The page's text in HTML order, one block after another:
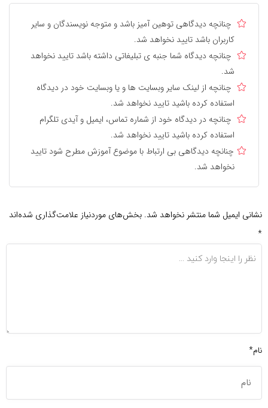
چنانچه دیدگاهی توهین آمیز باشد و متوجه نویسندگان و سایر
کاربران باشد تایید نخواهد شد.
چنانچه دیدگاه شما جنبه ی تبلیغاتی داشته باشد تایید نخواهد
شد.
چنانچه از لینک سایر وبسایت ها و یا وبسایت خود در دیدگاه
استفاده کرده باشید تایید نخواهد شد.
چنانچه در دیدگاه خود از شماره تماس، ایمیل و آیدی تلگرام
استفاده کرده باشید تایید نخواهد شد.
چنانچه دیدگاهی بی ارتباط با موضوع آموزش مطرح شود تایید
نخواهد شد.
نشانی ایمیل شما منتشر نخواهد شد. بخش‌های موردنیاز علامت‌گذاری شده‌اند
*
نام*